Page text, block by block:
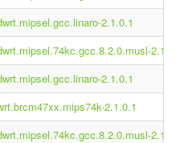
2.1.0.1
2.1.0.1
2.1.0.1